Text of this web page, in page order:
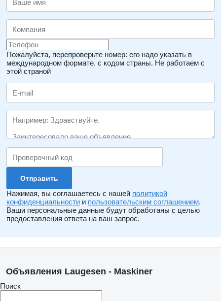
Пожалуйста, перепроверьте номер: его надо указать в
международном формате, с кодом страны. Не работаем с
этой страной
Нажимая, вы соглашаетесь с нашей политикой
конфиденциальности и пользовательским соглашением.
Ваши персональные данные будут обработаны с целью
предоставления ответа на ваш запрос.
Объявления Laugesen - Maskiner
Поиск